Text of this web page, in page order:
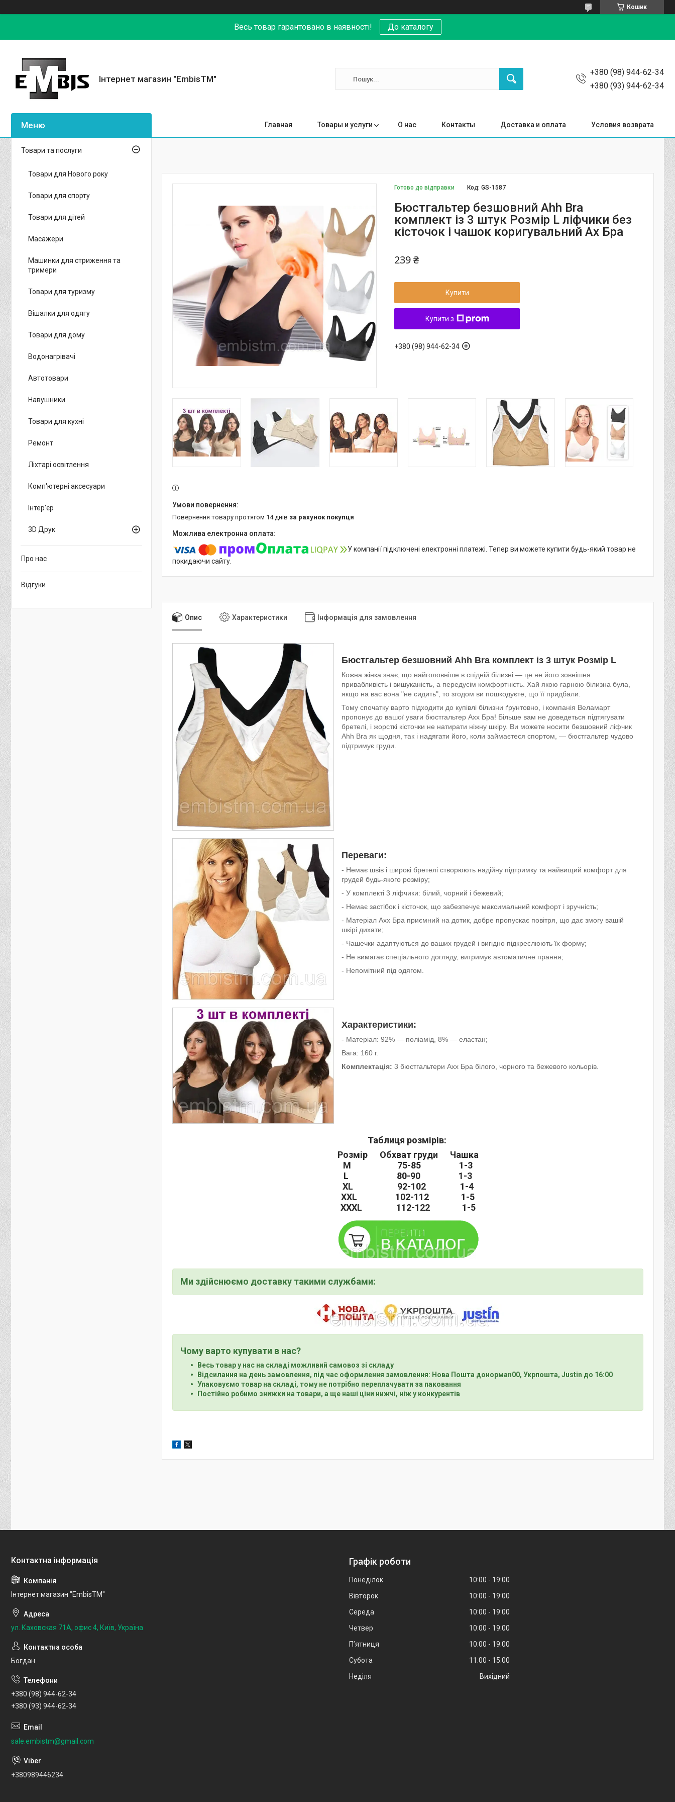
Кошик
Весь товар гарантовано в наявності! До каталогу
Інтернет магазин "EmbisTM"
+380 (98) 944-62-34
+380 (93) 944-62-34
Главная Товары и услуги О нас Контакты Доставка и оплата Условия возврата
Готово до відправки Код:GS-1587
Бюстгальтер безшовний Ahh Bra
комплект із 3 штук Розмір L ліфчики без
кісточок і чашок коригувальний Ах Бра
239 ₴
Купити
Купити з
+380 (98) 944-62-34
повернення товару протягом 14 днів за рахунок покупця
У компанії підключені електронні платежі. Тепер ви можете купити будь-який товар не
покидаючи сайту.
Опис Характеристики Інформація для замовлення
Бюстгальтер безшовний Ahh Bra комплект із 3 штук Розмір L
Кожна жінка знає, що найголовніше в спідній білизні — це не його зовнішня
привабливість і вишуканість, а передусім комфортність. Хай якою гарною білизна була,
якщо на вас вона "не сидить", то згодом ви пошкодуєте, що її придбали.
Тому спочатку варто підходити до купівлі білизни ґрунтовно, і компанія Веламарт
пропонує до вашої уваги бюстгальтер Ахх Бра! Більше вам не доведеться підтягувати
бретелі, і жорсткі кісточки не натирати ніжну шкіру. Ви можете носити безшовний ліфчик
Ahh Bra як щодня, так і надягати його, коли займаєтеся спортом, — бюстгальтер чудово
підтримує груди.
Переваги:
- Немає швів і широкі бретелі створюють надійну підтримку та найвищий комфорт для
грудей будь-якого розміру;
- У комплекті 3 ліфчики: білий, чорний і бежевий;
- Немає застібок і кісточок, що забезпечує максимальний комфорт і зручність;
- Матеріал Ахх Бра приємний на дотик, добре пропускає повітря, що дає змогу вашій
шкірі дихати;
- Чашечки адаптуються до ваших грудей і вигідно підкреслюють їх форму;
- Не вимагає спеціального догляду, витримує автоматичне прання;
- Непомітний під одягом.
Характеристики:
- Матеріал: 92% — поліамід, 8% — еластан;
Вага: 160 г.
Комплектація: 3 бюстгальтери Ахх Бра білого, чорного та бежевого кольорів.
Таблиця розмірів:
Розмір Обхват груди Чашка
M 75-85 1-3
L 80-90 1-3
XL 92-102 1-4
XXL 102-112 1-5
XXXL 112-122 1-5
Ми здійснюємо доставку такими службами:
Чому варто купувати в нас?
Весь товар у нас на складі можливий самовоз зі складу
Відсилання на день замовлення, під час оформлення замовлення: Нова Пошта донормan00, Укрпошта, Justin до 16:00
Упаковуємо товар на складі, тому не потрібно переплачувати за паковання
Постійно робимо знижки на товари, а ще наші ціни нижчі, ніж у конкурентів
Товари та послуги
Товари для Нового року
Товари для спорту
Товари для дітей
Масажери
Машинки для стриження та
тримери
Товари для туризму
Вішалки для одягу
Товари для дому
Водонагрівачі
Автотовари
Навушники
Товари для кухні
Ремонт
Ліхтарі освітлення
Комп'ютерні аксесуари
Інтер'єр
3D Друк
Про нас
Відгуки
Інтернет магазин "EmbisTM"
ул. Каховская 71А, офис 4, Київ, Україна
Богдан
+380 (98) 944-62-34
+380 (93) 944-62-34
sale.embistm@gmail.com
+380989446234
Графік роботи
Понеділок 10:00
19:00
Вівторок
10:00
19:00
Середа
10:00
19:00
Четвер
10:00
19:00
Пʼятниця
10:00
19:00
Субота
11:00
15:00
Неділя
Вихідний